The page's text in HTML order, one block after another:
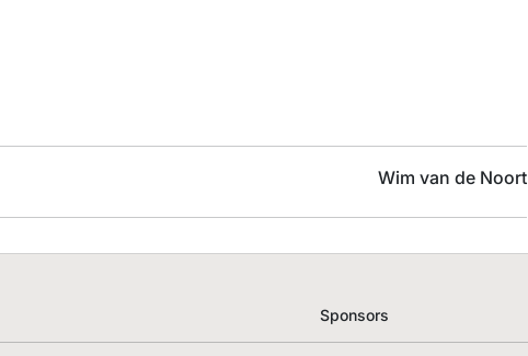
Wim van de Noort
Sponsors